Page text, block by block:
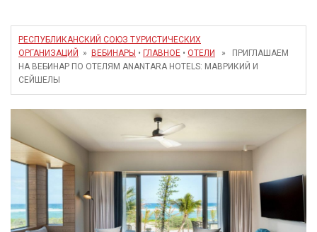
РЕСПУБЛИКАНСКИЙ СОЮЗ ТУРИСТИЧЕСКИХ
ОРГАНИЗАЦИЙ
» ВЕБИНАРЫ • ГЛАВНОЕ • ОТЕЛИ
» ПРИГЛАШАЕМ
НА ВЕБИНАР ПО ОТЕЛЯМ ANANTARA HOTELS: МАВРИКИЙ И
СЕЙШЕЛЫ